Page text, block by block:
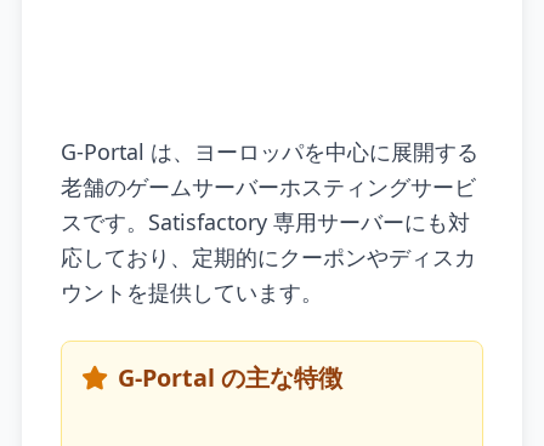
G-Portal は、ヨーロッパを中心に展開する
老舗のゲームサーバーホスティングサービ
スです。Satisfactory 専用サーバーにも対
応しており、定期的にクーポンやディスカ
ウントを提供しています。
G-Portal の主な特徴